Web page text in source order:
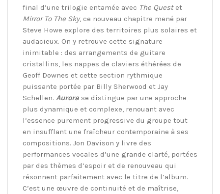
final d’une trilogie entamée avec The Questet
Mirror To The Sky, ce nouveau chapitre mené par
Steve Howe explore des territoires plus solaires et
audacieux. On y retrouve cette signature
inimitable : des arrangements de guitare
cristallins, les nappes de claviers éthérées de
Geoff Downes et cette section rythmique
puissante portée par Billy Sherwood et Jay
Schellen. Aurora se distingue par une approche
plus dynamique et complexe, renouant avec
l’essence purement progressive du groupe tout
en insufflant une fraîcheur contemporaine à ses
compositions. Jon Davison y livre des
performances vocales d’une grande clarté, portées
par des thèmes d’espoir et de renouveau qui
résonnent parfaitement avec le titre de l’album.
C’est une œuvre de continuité et de maîtrise,